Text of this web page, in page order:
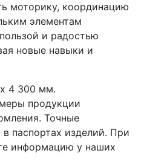
моторику, координацию
элементам
и радостью
новые навыки и
4 300 мм.
продукции
Точные
паспортах изделий. При
информацию у наших